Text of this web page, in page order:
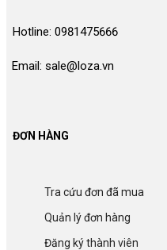
Hotline: 0981475666
Email: sale@loza.vn
ĐƠN HÀNG
Tra cứu đơn đã mua
Quản lý đơn hàng
Đăng ký thành viên